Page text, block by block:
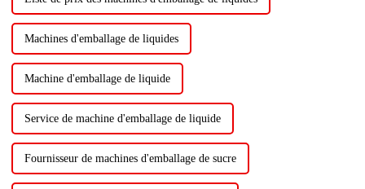
Machines d'emballage de liquides
Machine d'emballage de liquide
Service de machine d'emballage de liquide
Fournisseur de machines d'emballage de sucre